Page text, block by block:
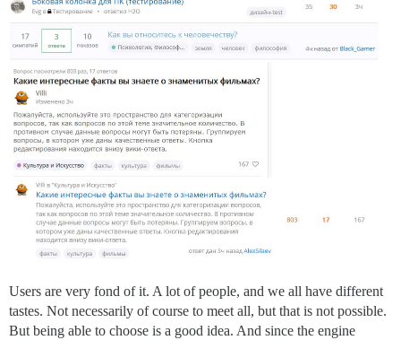
Users are very fond of it. A lot of people, and we all have different
tastes. Not necessarily of course to meet all, but that is not possible.
But being able to choose is a good idea. And since the engine